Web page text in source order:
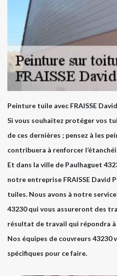
Peinture tuile avec FRAISSE
Si vous souhaitez protéger vos
de ces dernières ; pensez à les
contribuera à renforcer
Et dans la ville de Paulhaguet
notre entreprise FRAISSE David
tuiles. Nous avons à notre
43230 qui vous assureront des
résultat de travail qui répondra à
Nos équipes de couvreurs
spécifiques pour ce faire.